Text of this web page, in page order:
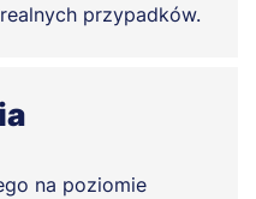
przypadków.
na poziomie